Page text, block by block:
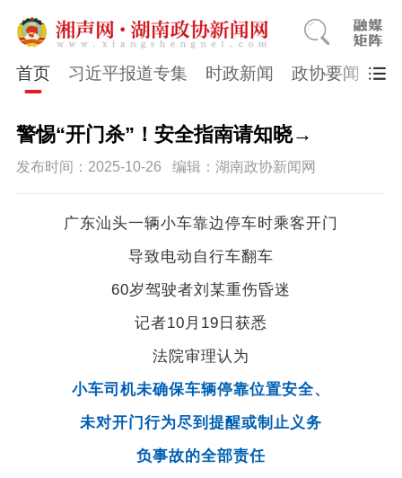
首页 习近平报道专集 时政新闻 政协要闻 市
警惕“开门杀”！安全指南请知晓→
发布时间：2025-10-26 编辑：湖南政协新闻网
广东汕头一辆小车靠边停车时乘客开门
导致电动自行车翻车
60岁驾驶者刘某重伤昏迷
记者10月19日获悉
法院审理认为
小车司机未确保车辆停靠位置安全、
未对开门行为尽到提醒或制止义务
负事故的全部责任